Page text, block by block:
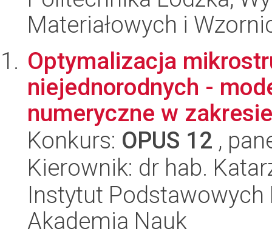
Materiałowych i
Optymalizacja
niejednorodnych -
numeryczne w
Konkurs: OPUS 12 ,
Kierownik: dr hab.
Instytut
Akademia Nauk